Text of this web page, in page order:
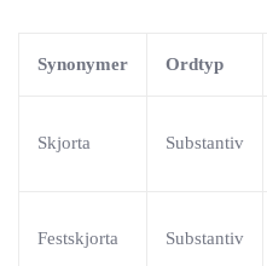
Synonymer Ordtyp
Skjorta Substantiv
Festskjorta Substantiv